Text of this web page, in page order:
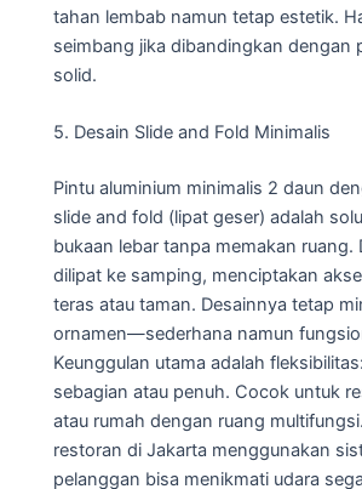
tahan lembab namun tetap estetik.
seimbang jika dibandingkan dengan
solid.
5. Desain Slide and Fold Minimalis
Pintu aluminium minimalis 2 daun
slide and fold (lipat geser) adalah
bukaan lebar tanpa memakan ruang.
dilipat ke samping, menciptakan
teras atau taman. Desainnya tetap
ornamen—sederhana namun
Keunggulan utama adalah
sebagian atau penuh. Cocok untuk
atau rumah dengan ruang
restoran di Jakarta menggunakan
pelanggan bisa menikmati udara